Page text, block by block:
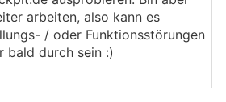
arbeiten, also kann es
/ oder Funktionsstörungen
bald durch sein :)